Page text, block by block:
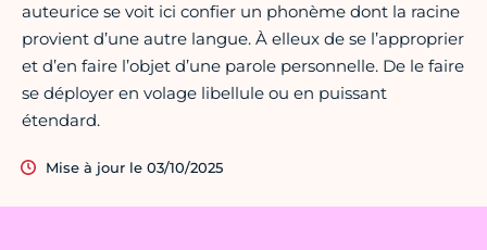
auteurice se voit ici confier un phonème dont la racine
provient d’une autre langue. À elleux de se l’approprier
et d’en faire l’objet d’une parole personnelle. De le faire
se déployer en volage libellule ou en puissant
étendard.
Mise à jour le 03/10/2025